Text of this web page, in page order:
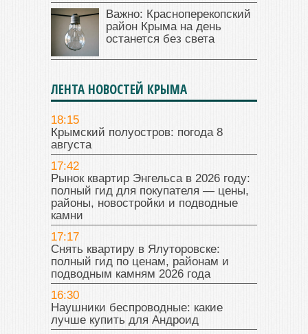
Важно: Красноперекопский
район Крыма на день
останется без света
ЛЕНТА НОВОСТЕЙ КРЫМА
18:15
Крымский полуостров: погода 8
августа
17:42
Рынок квартир Энгельса в 2026 году:
полный гид для покупателя — цены,
районы, новостройки и подводные
камни
17:17
Снять квартиру в Ялуторовске:
полный гид по ценам, районам и
подводным камням 2026 года
16:30
Наушники беспроводные: какие
лучше купить для Андроид